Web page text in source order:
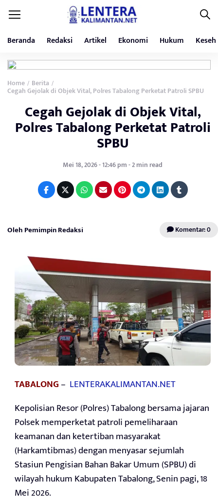
Beranda Redaksi Artikel Ekonomi Hukum
Home / Berita /
Cegah Gejolak di Objek Vital, Polres Tabalong Perketat Patroli SPBU
Cegah Gejolak di Objek Vital,
Polres Tabalong Perketat Patroli
SPBU
Mei 18, 2026 - 12:46 pm - 2 min read
Oleh Pemimpin Redaksi Komentar: 0
TABALONG– LENTERAKALIMANTAN.NET
Kepolisian Resor (Polres) Tabalong bersama jajaran
Polsek memperketat patroli pemeliharaan
keamanan dan ketertiban masyarakat
(Harkamtibmas) dengan menyasar sejumlah
Stasiun Pengisian Bahan Bakar Umum (SPBU) di
wilayah hukum Kabupaten Tabalong, Senin pagi, 18
Mei 2026.